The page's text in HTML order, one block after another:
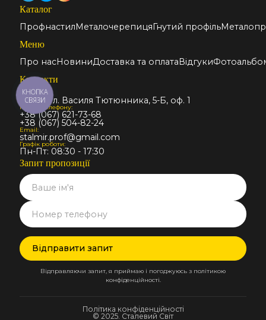
Каталог
ПрофнастилМеталочерепицяГнутий профіль
Меню
Про насНовиниДоставка та оплатаВідгуки
Контакти
Адреса:
Київ, вул. Василя Тютюнника, 5-Б, оф. 1
Номер телефону:
+38 (067) 621-73-68
+38 (067) 504-82-24
Email:
stalmir.prof@gmail.com
Графік роботи:
Пн-Пт: 08:30 - 17:30
Запит пропозиції
Відправляючи запит, я приймаю і погоджуюсь з політикою
конфіденційності.
© 2025. Сталевий Світ
Політика конфіденційності
КНОПКА
СВЯЗИ